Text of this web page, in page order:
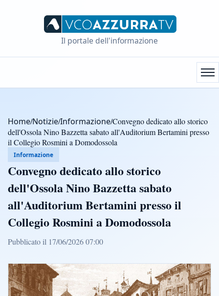
Il portale dell'informazione
Home/Notizie/Informazione/Convegno dedicato allo storico
dell'Ossola Nino Bazzetta sabato all'Auditorium Bertamini presso
il Collegio Rosmini a Domodossola
Informazione
Convegno dedicato allo storico
dell'Ossola Nino Bazzetta sabato
all'Auditorium Bertamini presso il
Collegio Rosmini a Domodossola
Pubblicato il 17/06/2026 07:00